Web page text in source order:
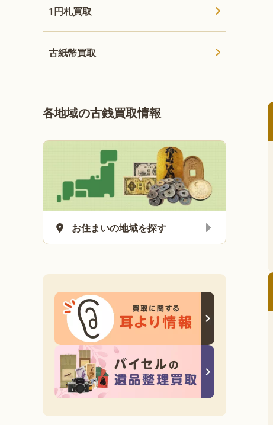
1円札買取
古紙幣買取
各地域の古銭買取情報
お住まいの地域を探す